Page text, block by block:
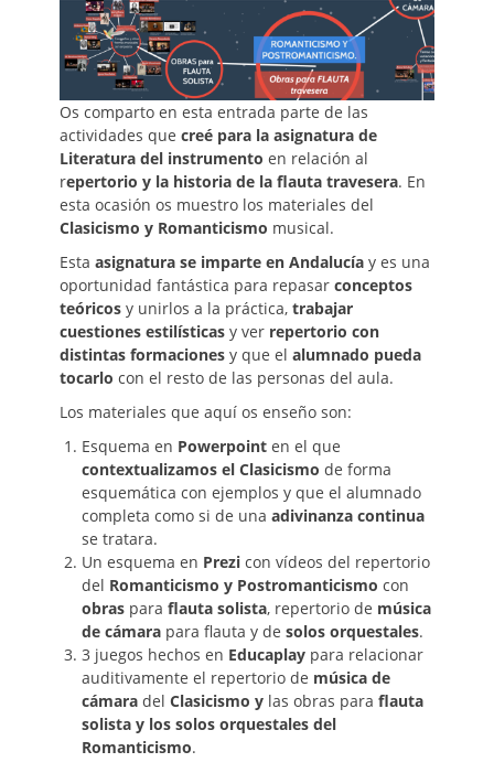
Os comparto en esta entrada parte de las
actividades que creé para la asignatura de
Literatura del instrumento en relación al
repertorio y la historia de la flauta travesera. En
esta ocasión os muestro los materiales del
Clasicismo y Romanticismo musical.
Esta asignatura se imparte en Andalucía y es una
oportunidad fantástica para repasar conceptos
teóricos y unirlos a la práctica, trabajar
cuestiones estilísticas y ver repertorio con
distintas formaciones y que el alumnado pueda
tocarlo con el resto de las personas del aula.
Los materiales que aquí os enseño son:
Esquema en Powerpoint en el que
contextualizamos el Clasicismo de forma
esquemática con ejemplos y que el alumnado
completa como si de una adivinanza continua
se tratara.
Un esquema en Prezi con vídeos del repertorio
del Romanticismo y Postromanticismo con
obras para flauta solista, repertorio de música
de cámara para flauta y de solos orquestales.
3 juegos hechos en Educaplay para relacionar
auditivamente el repertorio de música de
cámara del Clasicismo y las obras para flauta
solista y los solos orquestales del
Romanticismo.